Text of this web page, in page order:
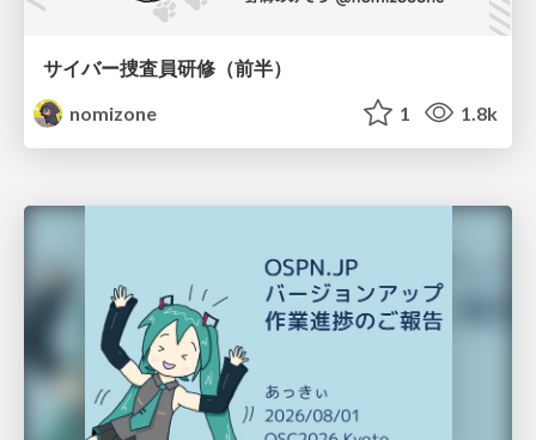
サイバー捜査員研修（前半）
nomizone
1 1.8k